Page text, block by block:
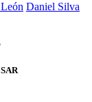
Daniel Silva